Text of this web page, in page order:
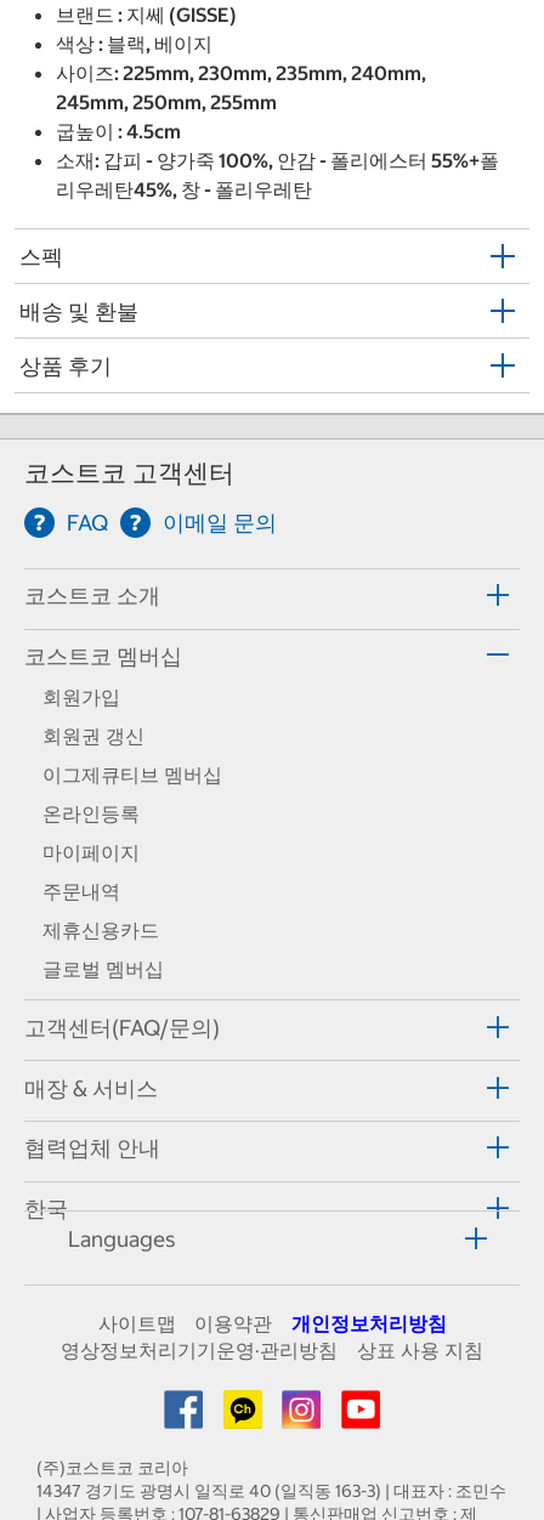
브랜드 : 지쎄 (GISSE)
색상 : 블랙, 베이지
사이즈: 225mm, 230mm, 235mm, 240mm,
245mm, 250mm, 255mm
굽높이 : 4.5cm
소재: 갑피 - 양가죽 100%, 안감 - 폴리에스터 55%+폴
리우레탄45%, 창 - 폴리우레탄
스펙
배송 및 환불
상품 후기
코스트코 고객센터
FAQ 이메일 문의
코스트코 소개
코스트코 멤버십
회원가입
회원권 갱신
이그제큐티브 멤버십
온라인등록
마이페이지
주문내역
제휴신용카드
글로벌 멤버십
고객센터(FAQ/문의)
매장 & 서비스
협력업체 안내
한국
Languages
사이트맵 이용약관
개인정보처리방침
영상정보처리기기운영·관리방침
상표 사용 지침
(주)코스트코 코리아
14347 경기도 광명시 일직로 40 (일직동 163-3) | 대표자 : 조민수
| 사업자 등록번호 : 107-81-63829 | 통신판매업 신고번호 : 제